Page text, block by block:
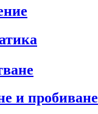
и пробиване